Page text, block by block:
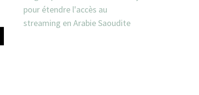
pour étendre l'accès au
streaming en Arabie Saoudite